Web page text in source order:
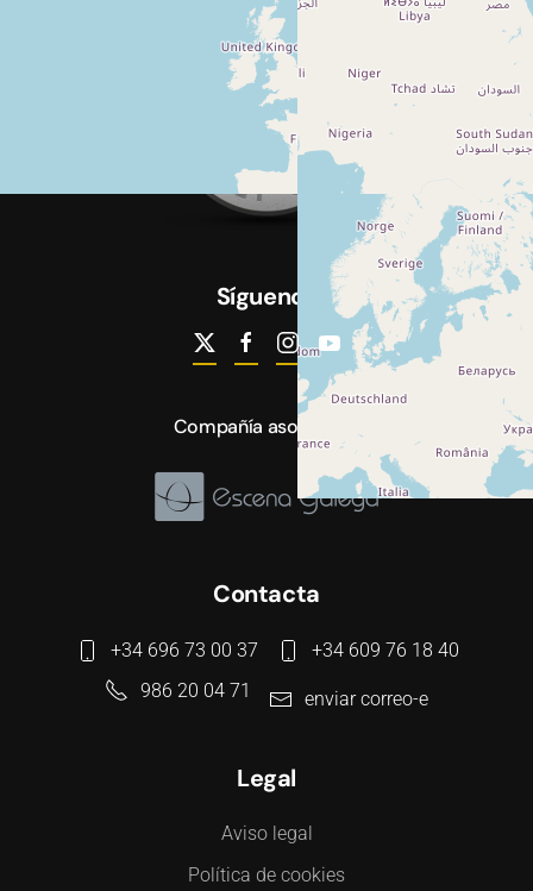
Síguenos
Compañía asociada a
Contacta
+34 696 73 00 37
+34 609 76 18 40
986 20 04 71
enviar correo-e
Legal
Aviso legal
Política de cookies